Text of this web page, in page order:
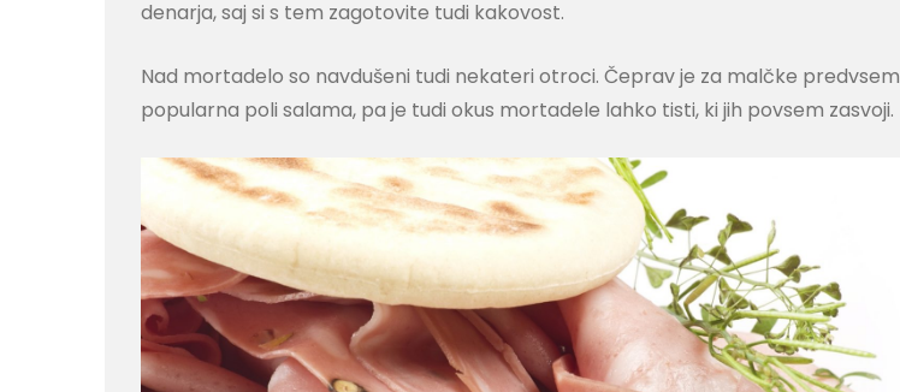
denarja, saj si s tem zagotovite tudi kakovost.
Nad mortadelo so navdušeni tudi nekateri otroci. Čeprav je za malčke predvsem
popularna poli salama, pa je tudi okus mortadele lahko tisti, ki jih povsem zasvoji.